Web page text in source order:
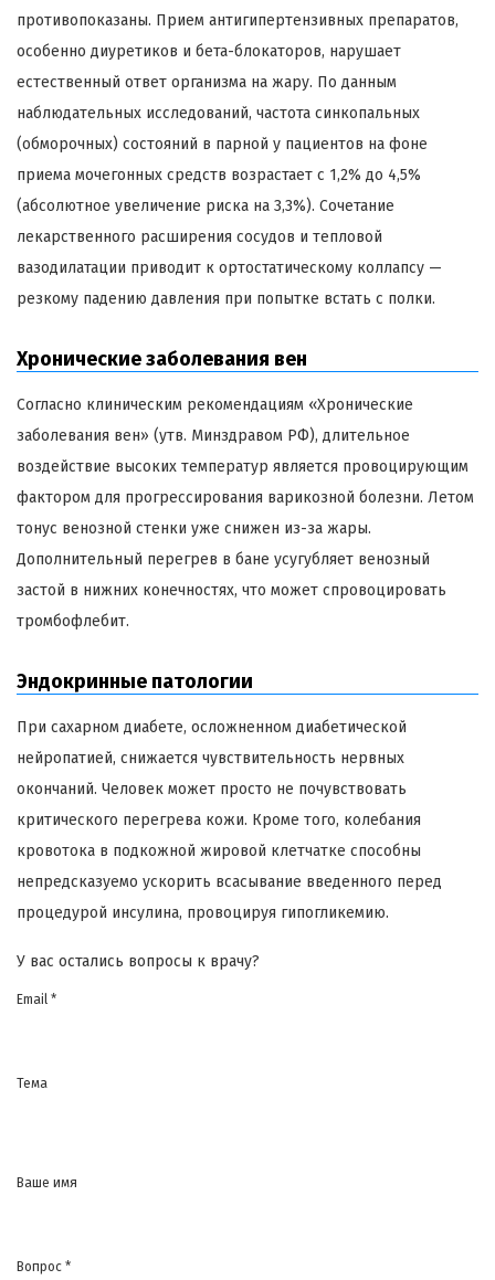
противопоказаны. Прием антигипертензивных препаратов,
особенно диуретиков и бета-блокаторов, нарушает
естественный ответ организма на жару. По данным
наблюдательных исследований, частота синкопальных
(обморочных) состояний в парной у пациентов на фоне
приема мочегонных средств возрастает с 1,2% до 4,5%
(абсолютное увеличение риска на 3,3%). Сочетание
лекарственного расширения сосудов и тепловой
вазодилатации приводит к ортостатическому коллапсу —
резкому падению давления при попытке встать с полки.
Хронические заболевания вен
Согласно клиническим рекомендациям «Хронические
заболевания вен» (утв. Минздравом РФ), длительное
воздействие высоких температур является провоцирующим
фактором для прогрессирования варикозной болезни. Летом
тонус венозной стенки уже снижен из-за жары.
Дополнительный перегрев в бане усугубляет венозный
застой в нижних конечностях, что может спровоцировать
тромбофлебит.
Эндокринные патологии
При сахарном диабете, осложненном диабетической
нейропатией, снижается чувствительность нервных
окончаний. Человек может просто не почувствовать
критического перегрева кожи. Кроме того, колебания
кровотока в подкожной жировой клетчатке способны
непредсказуемо ускорить всасывание введенного перед
процедурой инсулина, провоцируя гипогликемию.
У вас остались вопросы к врачу?
Email *
Тема
Ваше имя
Вопрос *